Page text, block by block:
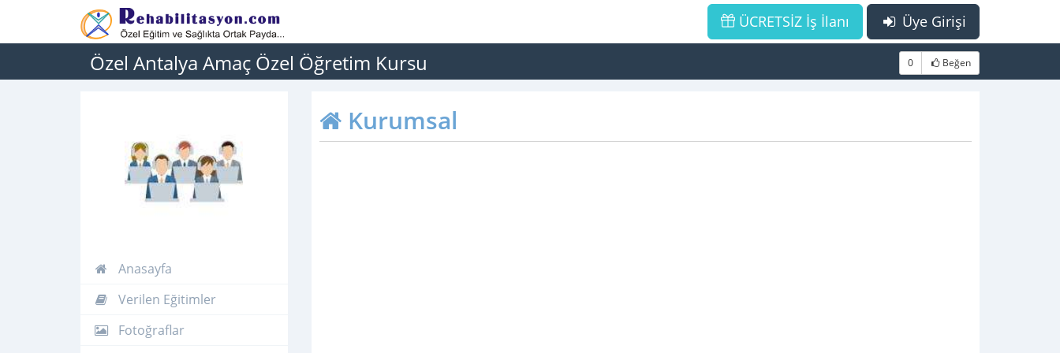
Üye Girişi
ÜCRETSİZ İş İlanı
Özel Antalya Amaç Özel Öğretim Kursu 0 Beğen
Anasayfa
Verilen Eğitimler
Fotoğraflar
Kurumsal